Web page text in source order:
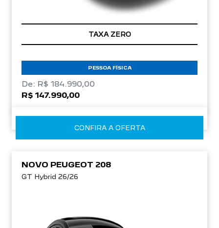
TAXA ZERO
PESSOA FÍSICA
De: R$ 184.990,00
R$ 147.990,00
CONFIRA A OFERTA
NOVO PEUGEOT 208
GT Hybrid 26/26